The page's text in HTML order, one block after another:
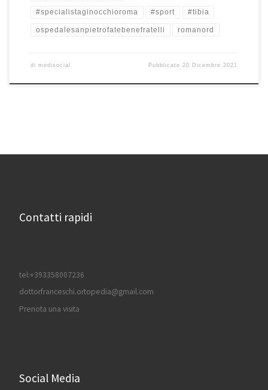
#specialistaginocchioroma #sport #tibia
ospedalesanpietrofatebenefratelli romanord
di medisocial Pubblicato 20 Dicembre 2021
Contatti rapidi
tel:+393358007236
dottorfranceschi.ortopedia@gmail.com
Prenota una visita
Social Media